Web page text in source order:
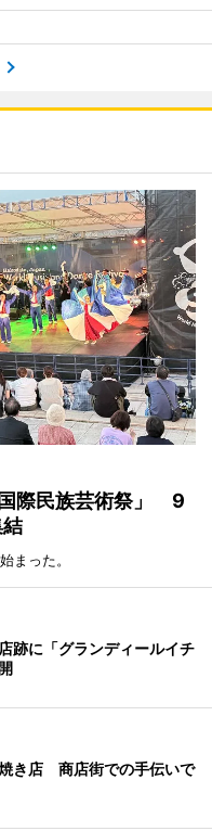
際民族芸術祭」 9
まった。
跡に「グランディールイチ
き店 商店街での手伝いで